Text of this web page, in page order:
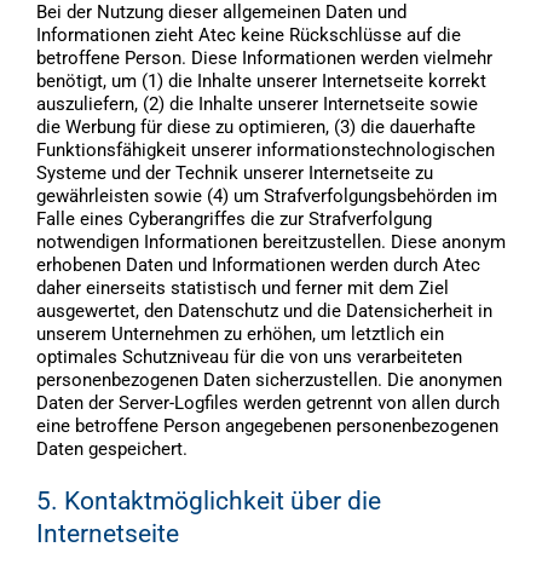
Bei der Nutzung dieser allgemeinen Daten und
Informationen zieht Atec keine Rückschlüsse auf die
betroffene Person. Diese Informationen werden vielmehr
benötigt, um (1) die Inhalte unserer Internetseite korrekt
auszuliefern, (2) die Inhalte unserer Internetseite sowie
die Werbung für diese zu optimieren, (3) die dauerhafte
Funktionsfähigkeit unserer informationstechnologischen
Systeme und der Technik unserer Internetseite zu
gewährleisten sowie (4) um Strafverfolgungsbehörden im
Falle eines Cyberangriffes die zur Strafverfolgung
notwendigen Informationen bereitzustellen. Diese anonym
erhobenen Daten und Informationen werden durch Atec
daher einerseits statistisch und ferner mit dem Ziel
ausgewertet, den Datenschutz und die Datensicherheit in
unserem Unternehmen zu erhöhen, um letztlich ein
optimales Schutzniveau für die von uns verarbeiteten
personenbezogenen Daten sicherzustellen. Die anonymen
Daten der Server-Logfiles werden getrennt von allen durch
eine betroffene Person angegebenen personenbezogenen
Daten gespeichert.
5. Kontaktmöglichkeit über die
Internetseite